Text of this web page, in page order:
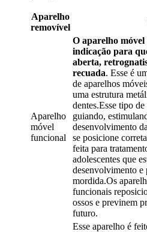
Aparelho
removível
Aparelho
móvel
funcional
O aparelho móvel
indicação para
aberta,
recuada. Esse é
de aparelhos
uma estrutura
dentes.Esse tipo
guiando,
desenvolvimento
se posicione
feita para
adolescentes que
desenvolvimento e
mordida.Os
funcionais
ossos e previnem
futuro.
Esse aparelho é